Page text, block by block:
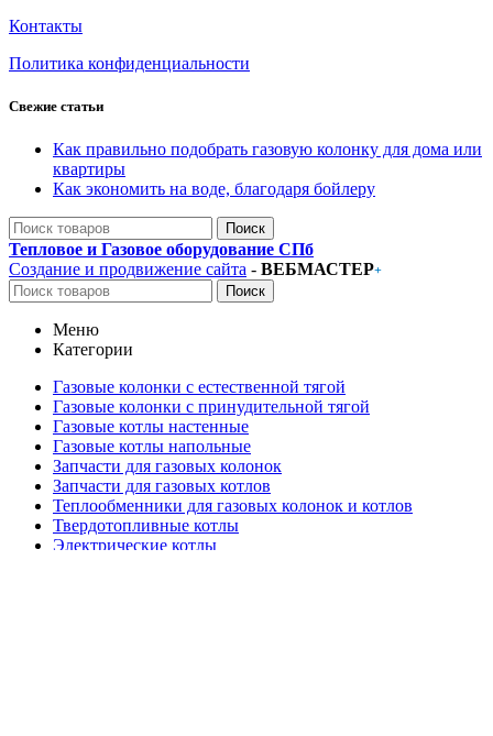
Контакты
Политика конфиденциальности
Свежие статьи
Как правильно подобрать газовую колонку для дома или
квартиры
Как экономить на воде, благодаря бойлеру
Поиск
Тепловое и Газовое оборудование СПб
Создание и продвижение сайта - ВЕБМАСТЕР+
Поиск
Меню
Категории
Газовые колонки с естественной тягой
Газовые колонки с принудительной тягой
Газовые котлы настенные
Газовые котлы напольные
Запчасти для газовых колонок
Запчасти для газовых котлов
Теплообменники для газовых колонок и котлов
Твердотопливные котлы
Электрические котлы